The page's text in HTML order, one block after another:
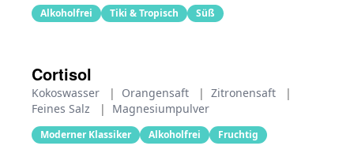
Alkoholfrei Tiki & Tropisch Süß
Cortisol
Kokoswasser | Orangensaft | Zitronensaft
|
Feines Salz
| Magnesiumpulver
Moderner Klassiker Alkoholfrei Fruchtig